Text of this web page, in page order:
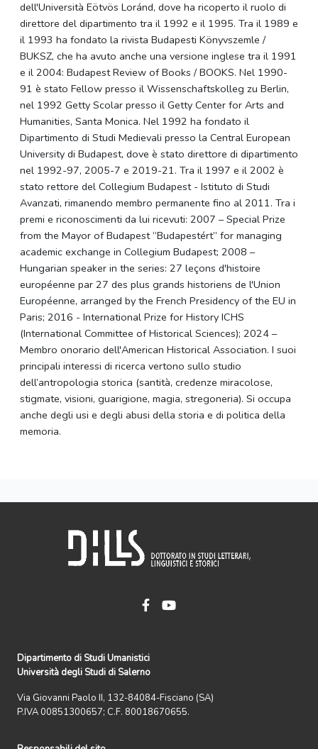
dell'Università Eötvös Loránd, dove ha ricoperto il ruolo di
direttore del dipartimento tra il 1992 e il 1995. Tra il 1989 e
il 1993 ha fondato la rivista Budapesti Könyvszemle /
BUKSZ, che ha avuto anche una versione inglese tra il 1991
e il 2004: Budapest Review of Books / BOOKS. Nel 1990-
91 è stato Fellow presso il Wissenschaftskolleg zu Berlin,
nel 1992 Getty Scolar presso il Getty Center for Arts and
Humanities, Santa Monica. Nel 1992 ha fondato il
Dipartimento di Studi Medievali presso la Central European
University di Budapest, dove è stato direttore di dipartimento
nel 1992-97, 2005-7 e 2019-21. Tra il 1997 e il 2002 è
stato rettore del Collegium Budapest - Istituto di Studi
Avanzati, rimanendo membro permanente fino al 2011. Tra i
premi e riconoscimenti da lui ricevuti: 2007 – Special Prize
from the Mayor of Budapest “Budapestért” for managing
academic exchange in Collegium Budapest; 2008 –
Hungarian speaker in the series: 27 leçons d'histoire
européenne par 27 des plus grands historiens de l'Union
Européenne, arranged by the French Presidency of the EU in
Paris; 2016 - International Prize for History ICHS
(International Committee of Historical Sciences); 2024 –
Membro onorario dell'American Historical Association. I suoi
principali interessi di ricerca vertono sullo studio
dell’antropologia storica (santità, credenze miracolose,
stigmate, visioni, guarigione, magia, stregoneria). Si occupa
anche degli usi e degli abusi della storia e di politica della
memoria.
Dipartimento di Studi Umanistici
Università degli Studi di Salerno
Via Giovanni Paolo II, 132-84084-Fisciano (SA)
P.IVA 00851300657; C.F. 80018670655.